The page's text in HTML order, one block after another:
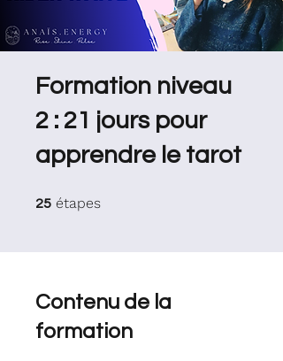
Formation niveau
2 : 21 jours pour
apprendre le tarot
25 étapes
Contenu de la
formation